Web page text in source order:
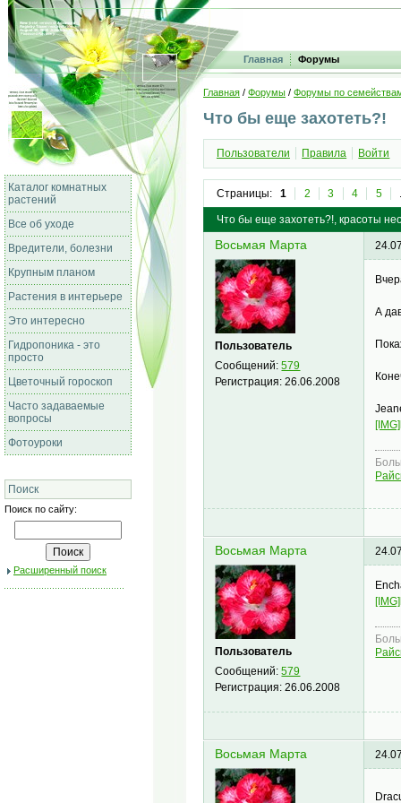
Главная Форумы
Каталог комнатных
растений
Все об уходе
Вредители, болезни
Крупным планом
Растения в интерьере
Это интересно
Гидропоника - это
просто
Цветочный гороскоп
Часто задаваемые
вопросы
Фотоуроки
Поиск
Поиск по сайту:
Расширенный поиск
Главная / Форумы / Форумы по
Что бы еще захотеть?!
Пользователи Правила Войти
Страницы: 1 2 3 4 5
Что бы еще захотеть?!, красоты
Восьмая Марта
Пользователь
Сообщений:579
Регистрация:26.06.2008
А
Восьмая Марта
Пользователь
Сообщений:579
Регистрация:26.06.2008
Восьмая Марта